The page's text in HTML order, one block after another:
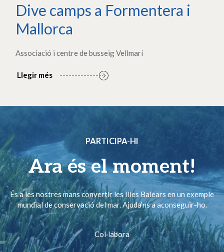
Dive camps a Formentera i
Mallorca
Associació i centre de busseig Vellmarí
Llegir més
PARTICIPA-HI
Ara és el moment!
És a les nostres mans convertir les Illes Balears en un exemple
mundial de conservació del mar. Ajuda’ns a aconseguir-ho.
Col·labora